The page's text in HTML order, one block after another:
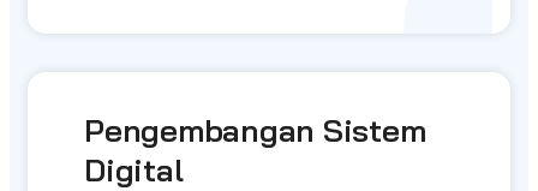
Pengembangan Sistem
Digital